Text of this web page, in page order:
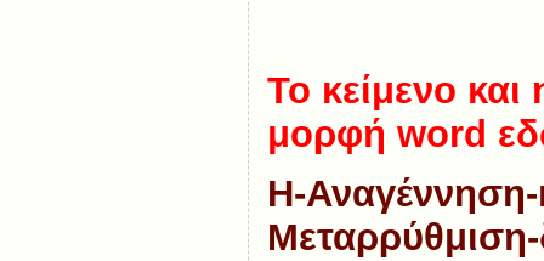
Το κείμενο
μορφή word
Η-Αναγέννηση-